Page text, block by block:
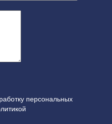
персональных